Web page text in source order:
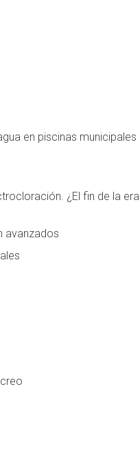
en piscinas municipales
¿El fin de la era
avanzados